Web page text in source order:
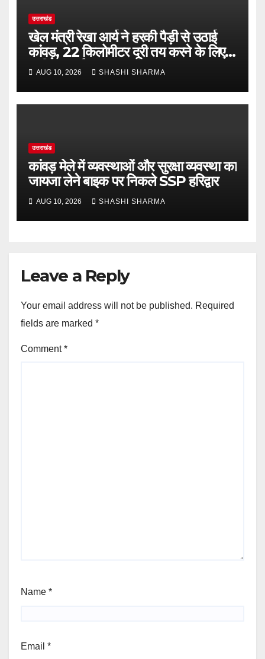
उत्तराखंड
खेल मंत्री रेखा आर्य ने हरकी पैड़ी से उठाई
कांवड़, 22 किलोमीटर दूरी तय करने के लिए
ऋषिकेश हुई रवाना
AUG 10, 2026 SHASHI SHARMA
उत्तराखंड
कांवड़ मेले में व्यवस्थाओं और सुरक्षा व्यवस्था का
जायजा लेने बाइक पर निकले SSP हरिद्वार
AUG 10, 2026 SHASHI SHARMA
Leave a Reply
Your email address will not be published. Required
fields are marked *
Comment*
Name *
Email *